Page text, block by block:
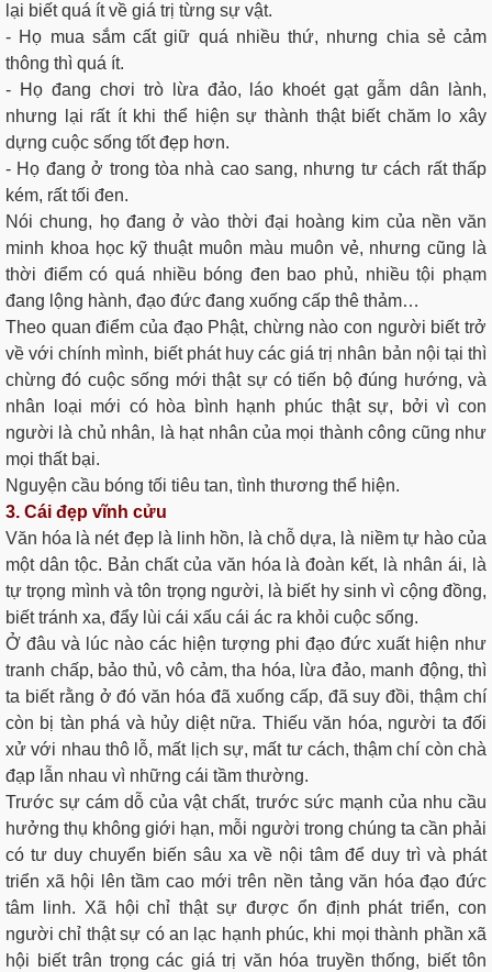
lại biết quá ít về giá trị từng sự vật.
- Họ mua sắm cất giữ quá nhiều thứ, nhưng chia sẻ cảm
thông thì quá ít.
- Họ đang chơi trò lừa đảo, láo khoét gạt gẫm dân lành,
nhưng lại rất ít khi thể hiện sự thành thật biết chăm lo xây
dựng cuộc sống tốt đẹp hơn.
- Họ đang ở trong tòa nhà cao sang, nhưng tư cách rất thấp
kém, rất tối đen.
Nói chung, họ đang ở vào thời đại hoàng kim của nền văn
minh khoa học kỹ thuật muôn màu muôn vẻ, nhưng cũng là
thời điểm có quá nhiều bóng đen bao phủ, nhiều tội phạm
đang lộng hành, đạo đức đang xuống cấp thê thảm…
Theo quan điểm của đạo Phật, chừng nào con người biết trở
về với chính mình, biết phát huy các giá trị nhân bản nội tại thì
chừng đó cuộc sống mới thật sự có tiến bộ đúng hướng, và
nhân loại mới có hòa bình hạnh phúc thật sự, bởi vì con
người là chủ nhân, là hạt nhân của mọi thành công cũng như
mọi thất bại.
Nguyện cầu bóng tối tiêu tan, tình thương thể hiện.
3. Cái đẹp vĩnh cửu
Văn hóa là nét đẹp là linh hồn, là chỗ dựa, là niềm tự hào của
một dân tộc. Bản chất của văn hóa là đoàn kết, là nhân ái, là
tự trọng mình và tôn trọng người, là biết hy sinh vì cộng đồng,
biết tránh xa, đẩy lùi cái xấu cái ác ra khỏi cuộc sống.
Ở đâu và lúc nào các hiện tượng phi đạo đức xuất hiện như
tranh chấp, bảo thủ, vô cảm, tha hóa, lừa đảo, manh động, thì
ta biết rằng ở đó văn hóa đã xuống cấp, đã suy đồi, thậm chí
còn bị tàn phá và hủy diệt nữa. Thiếu văn hóa, người ta đối
xử với nhau thô lỗ, mất lịch sự, mất tư cách, thậm chí còn chà
đạp lẫn nhau vì những cái tầm thường.
Trước sự cám dỗ của vật chất, trước sức mạnh của nhu cầu
hưởng thụ không giới hạn, mỗi người trong chúng ta cần phải
có tư duy chuyển biến sâu xa về nội tâm để duy trì và phát
triển xã hội lên tầm cao mới trên nền tảng văn hóa đạo đức
tâm linh. Xã hội chỉ thật sự được ổn định phát triển, con
người chỉ thật sự có an lạc hạnh phúc, khi mọi thành phần xã
hội biết trân trọng các giá trị văn hóa truyền thống, biết tôn